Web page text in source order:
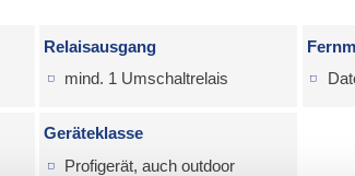
Relaisausgang
mind. 1 Umschaltrelais
Geräteklasse
Profigerät, auch outdoor